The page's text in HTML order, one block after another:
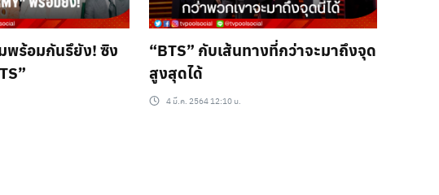
พร้อมกันรึยัง! ซิง
“BTS” กับเส้นทางที่กว่าจะมาถึงจุด
สูงสุดได้
4 มี.ค. 2564 12:10 น.